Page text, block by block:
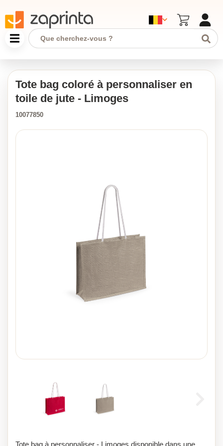
Tote bag coloré à personnaliser en
toile de jute - Limoges
10077850
Tote bag à personnaliser - Limoges disponible dans une